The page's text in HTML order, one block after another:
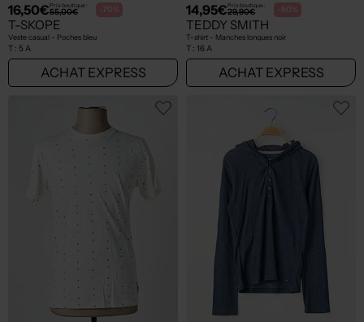
16,50€Prix boutique :
55,00€ -70%
T-SKOPE
Veste casual - Poches bleu
T : 5 A
ACHAT EXPRESS
14,95€Prix boutique :
29,90€ -50%
TEDDY SMITH
T-shirt - Manches longues noir
T : 16 A
ACHAT EXPRESS